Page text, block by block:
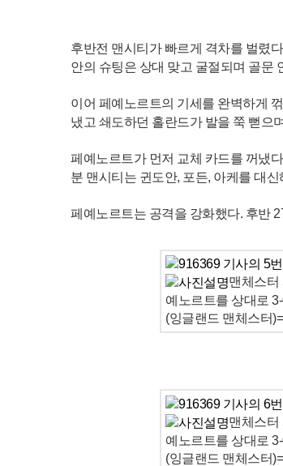
후반전 맨시티가 빠르게 격차를 벌렸
안의 슈팅은 상대 맞고 굴절되며 골문
이어 페예노르트의 기세를 완벽하게
냈고 쇄도하던 홀란드가 발을 쭉 뻗으
페예노르트가 먼저 교체 카드를 꺼냈
분 맨시티는 귄도안, 포든, 아케를 대
페예노르트는 공격을 강화했다. 후반
맨체스터
예노르트를 상대로
(잉글랜드 맨체스터
맨체스터
예노르트를 상대로
(잉글랜드 맨체스터